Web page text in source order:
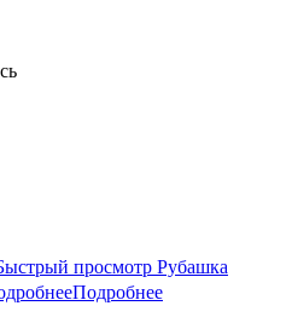
просмотр Рубашка
Подробнее